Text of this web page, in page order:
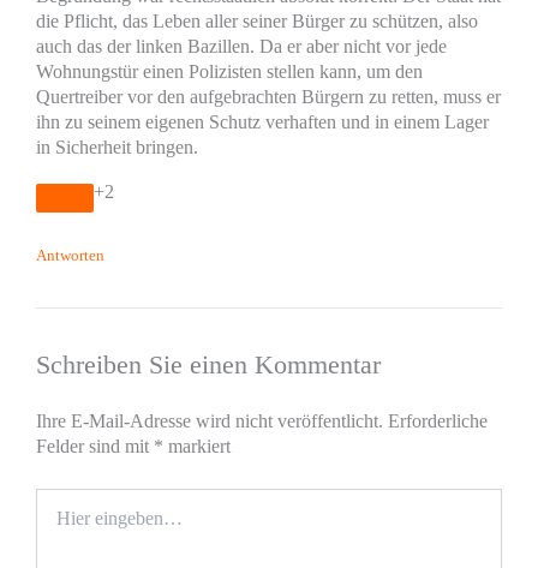
die Pflicht, das Leben aller seiner Bürger zu schützen, also
auch das der linken Bazillen. Da er aber nicht vor jede
Wohnungstür einen Polizisten stellen kann, um den
Quertreiber vor den aufgebrachten Bürgern zu retten, muss er
ihn zu seinem eigenen Schutz verhaften und in einem Lager
in Sicherheit bringen.
+2
Antworten
Schreiben Sie einen Kommentar
Ihre E-Mail-Adresse wird nicht veröffentlicht. Erforderliche
Felder sind mit * markiert
eingeben…